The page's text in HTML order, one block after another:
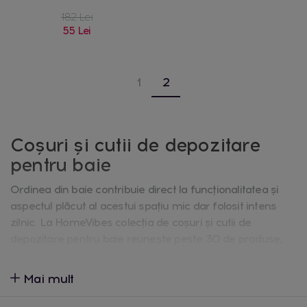
182 Lei
55 Lei
1 2
Coșuri și cutii de depozitare
pentru baie
Ordinea din baie contribuie direct la funcționalitatea și
aspectul plăcut al acestui spațiu mic dar folosit intens
zilnic. La HomeVibes colecția de coșuri și cutii de
accesorii, fără a aglomera spațiul disponibil.
Mai mult